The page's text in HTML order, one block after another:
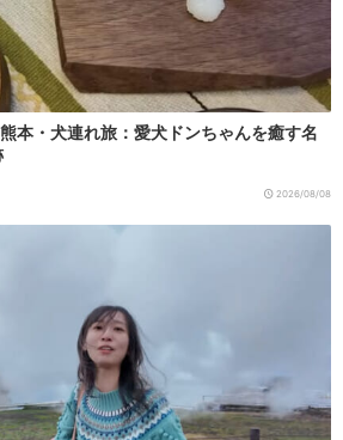
本・犬連れ旅：愛犬ドンちゃんを癒す名
2026/08/08